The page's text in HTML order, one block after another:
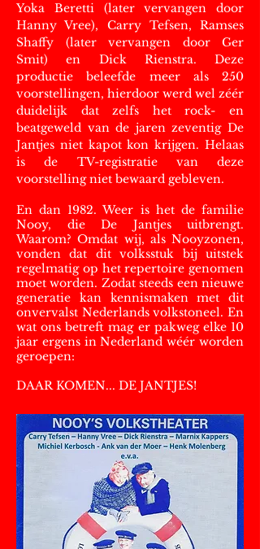
Yoka Beretti (later vervangen door
Hanny Vree), Carry Tefsen, Ramses
Shaffy (later vervangen door Ger
Smit) en Dick Rienstra. Deze
productie beleefde meer als 250
voorstellingen, hierdoor werd wel zéér
duidelijk dat zelfs het rock- en
beatgeweld van de jaren zeventig De
Jantjes niet kapot kon krijgen. Helaas
is de TV-registratie van deze
voorstelling niet bewaard gebleven.
En dan 1982. Weer is het de familie
Nooy, die De Jantjes uitbrengt.
Waarom? Omdat wij, als Nooyzonen,
vonden dat dit volksstuk bij uitstek
regelmatig op het repertoire genomen
moet worden. Zodat steeds een nieuwe
generatie kan kennismaken met dit
onvervalst Nederlands volkstoneel. En
wat ons betreft mag er pakweg elke 10
jaar ergens in Nederland wéér worden
geroepen:
DAAR KOMEN... DE JANTJES!